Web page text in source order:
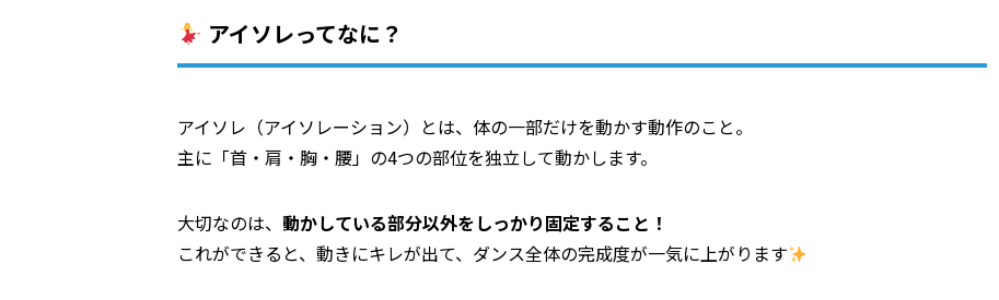
アイソレってなに？
アイソレ（アイソレーション）とは、体の一部だけを動かす動作のこと。
主に「首・肩・胸・腰」の4つの部位を独立して動かします。
大切なのは、 動かしている部分以外をしっかり固定すること！
これができると、動きにキレが出て、ダンス全体の完成度が一気に上がります